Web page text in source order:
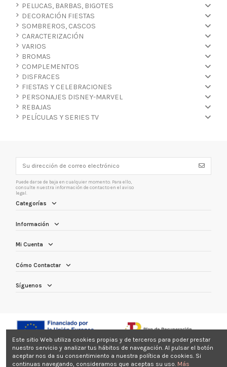
PELUCAS, BARBAS, BIGOTES
DECORACIÓN FIESTAS
SOMBREROS, CASCOS
CARACTERIZACIÓN
VARIOS
BROMAS
COMPLEMENTOS
DISFRACES
FIESTAS Y CELEBRACIONES
PERSONAJES DISNEY-MARVEL
REBAJAS
PELÍCULAS Y SERIES TV
Puede darse de baja en cualquier momento. Para ello,
consulte nuestra información de contacto en el aviso
legal.
Categorías
Información
Mi Cuenta
Cómo Contactar
Síguenos
Este sitio Web utiliza cookies propias y de terceros para poder prestar
nuestro servicio y analizar tus hábitos de navegación. Al pulsar el botón
aceptar nos da su consentimiento a nuestra política de cookies. Si
continuas navegando, consideramos que aceptas su uso. Más